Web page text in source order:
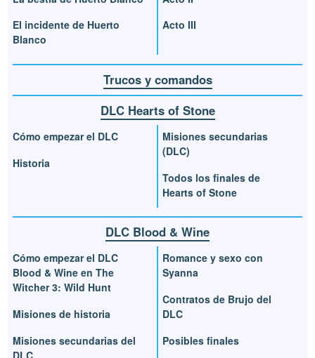
El incidente de Huerto
Blanco
Acto III
Trucos y comandos
DLC Hearts of Stone
Cómo empezar el DLC
Historia
Misiones secundarias
(DLC)
Todos los finales de
Hearts of Stone
DLC Blood & Wine
Cómo empezar el DLC
Blood & Wine en The
Witcher 3: Wild Hunt
Misiones de historia
Misiones secundarias del
DLC
Romance y sexo con
Syanna
Contratos de Brujo del
DLC
Posibles finales